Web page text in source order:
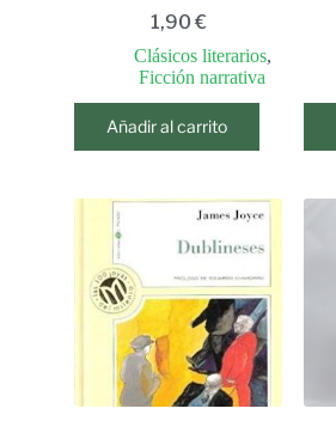
1,90 €
Clásicos literarios,
Ficción narrativa
Añadir al carrito